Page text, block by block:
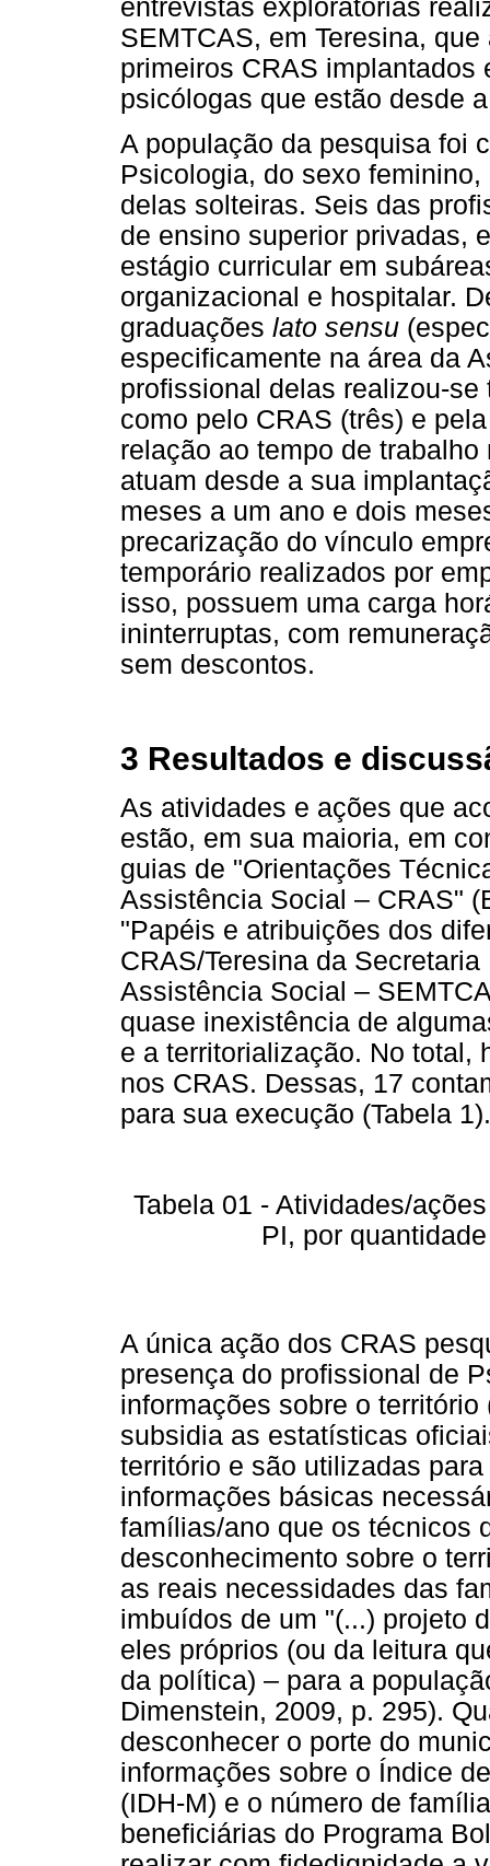
entrevistas exploratórias
SEMTCAS, em Teresina,
primeiros CRAS implantados
psicólogas que estão desde
A população da pesquisa foi
Psicologia, do sexo
delas solteiras. Seis das
de ensino superior privadas,
estágio curricular em
organizacional e hospitalar.
graduações lato sensu
especificamente na área da
profissional delas realizou-
como pelo CRAS (três) e
relação ao tempo de
atuam desde a sua
meses a um ano e dois
precarização do vínculo
temporário realizados por
isso, possuem uma carga
ininterruptas, com
sem descontos.
3 Resultados e
As atividades e ações que
estão, em sua maioria, em
guias de "Orientações
Assistência Social – CRAS"
"Papéis e atribuições dos
CRAS/Teresina da
Assistência Social –
quase inexistência de
e a territorialização. No total,
nos CRAS. Dessas, 17
para sua execução (Tabela 1).
Tabela 01 - Atividades/
PI, por
A única ação dos CRAS
presença do profissional de
informações sobre o território
subsidia as estatísticas
território e são utilizadas
informações básicas
famílias/ano que os técnicos
desconhecimento sobre o
as reais necessidades das
imbuídos de um "(...) projeto
eles próprios (ou da leitura
da política) – para a
Dimenstein, 2009, p. 295).
desconhecer o porte do
informações sobre o Índice
(IDH-M) e o número de
beneficiárias do Programa